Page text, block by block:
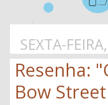
SEXTA-
Resenha:
Bow